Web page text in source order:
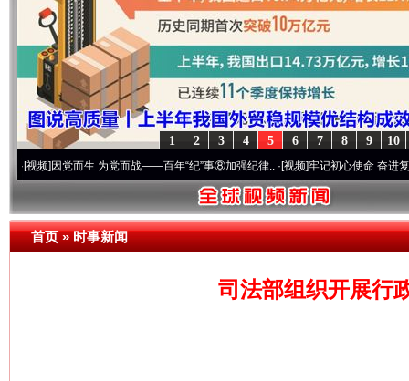
10
9
8
7
6
5
4
3
2
1
因党而生 为党而战——百年“纪”事⑧加强纪律..·[视频]牢记初心使命 奋进复兴征程丨
首页»时事新闻
司法部组织开展行